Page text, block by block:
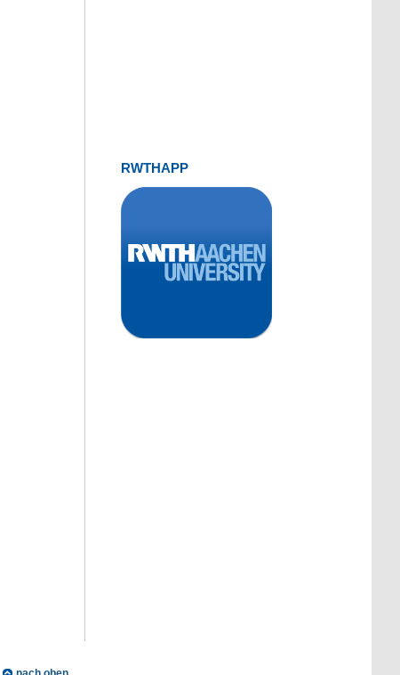
RWTHAPP